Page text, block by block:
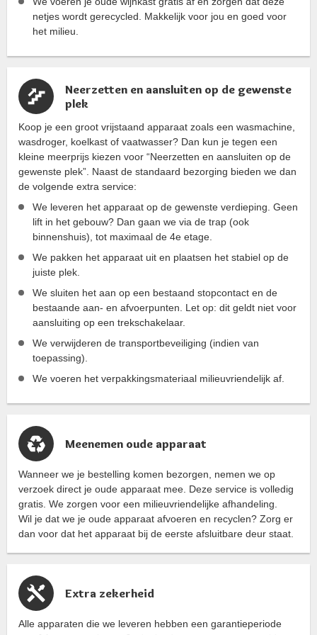
netjes wordt gerecycled. Makkelijk voor jou en goed voor
het milieu.
Neerzetten en aansluiten op de gewenste
plek
Koop je een groot vrijstaand apparaat zoals een wasmachine,
wasdroger, koelkast of vaatwasser? Dan kun je tegen een
kleine meerprijs kiezen voor “Neerzetten en aansluiten op de
gewenste plek”. Naast de standaard bezorging bieden we dan
de volgende extra service:
We leveren het apparaat op de gewenste verdieping. Geen
lift in het gebouw? Dan gaan we via de trap (ook
binnenshuis), tot maximaal de 4e etage.
We pakken het apparaat uit en plaatsen het stabiel op de
juiste plek.
We sluiten het aan op een bestaand stopcontact en de
bestaande aan- en afvoerpunten. Let op: dit geldt niet voor
aansluiting op een trekschakelaar.
We verwijderen de transportbeveiliging (indien van
toepassing).
We voeren het verpakkingsmateriaal milieuvriendelijk af.
Meenemen oude apparaat
Wanneer we je bestelling komen bezorgen, nemen we op
verzoek direct je oude apparaat mee. Deze service is volledig
gratis. We zorgen voor een milieuvriendelijke afhandeling.
Wil je dat we je oude apparaat afvoeren en recyclen? Zorg er
dan voor dat het apparaat bij de eerste afsluitbare deur staat.
Extra zekerheid
Alle apparaten die we leveren hebben een garantieperiode